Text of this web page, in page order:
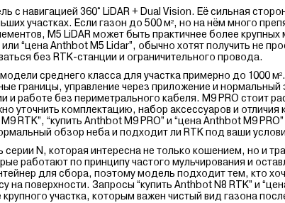
с навигацией 360° LiDAR + Dual Vision. Её сильная
участках. Если газон до 500 м², но на нём много
M5 LiDAR может быть практичнее более
“цена Anthbot M5 Lidar”, обычно хотят получить не
без RTK-станции и ограничительного провода.
среднего класса для участка примерно до 1000
границы, управление через приложение и нормальный
и работе без периметрального кабеля. M9 PRO стоит
уточнить комплектацию, набор аксессуаров и
RTK”, “купить Anthbot M9 PRO” и “цена Anthbot M9
обзор неба и подходит ли RTK под ваши
N, которая интересна не только кошением, но и
работают по принципу частого мульчирования и
для сбора, поэтому модель подходит тем, кто
на поверхности. Запросы “купить Anthbot N8 RTK” и
участка, которым важен чистый вид газона